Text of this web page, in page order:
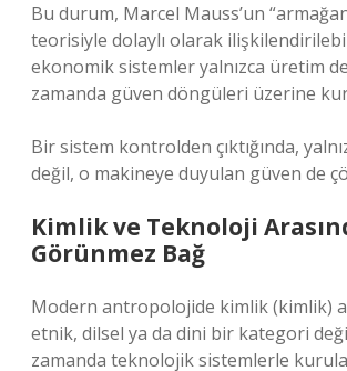
Bu durum, Marcel Mauss’un
teorisiyle dolaylı olarak
ekonomik sistemler yalnızca üretim
zamanda güven döngüleri üzerine
Bir sistem kontrolden çıktığında,
değil, o makineye duyulan güven de
Kimlik ve Teknoloji
Görünmez Bağ
Modern antropolojide kimlik (kimlik)
etnik, dilsel ya da dini bir kategori
zamanda teknolojik sistemlerle